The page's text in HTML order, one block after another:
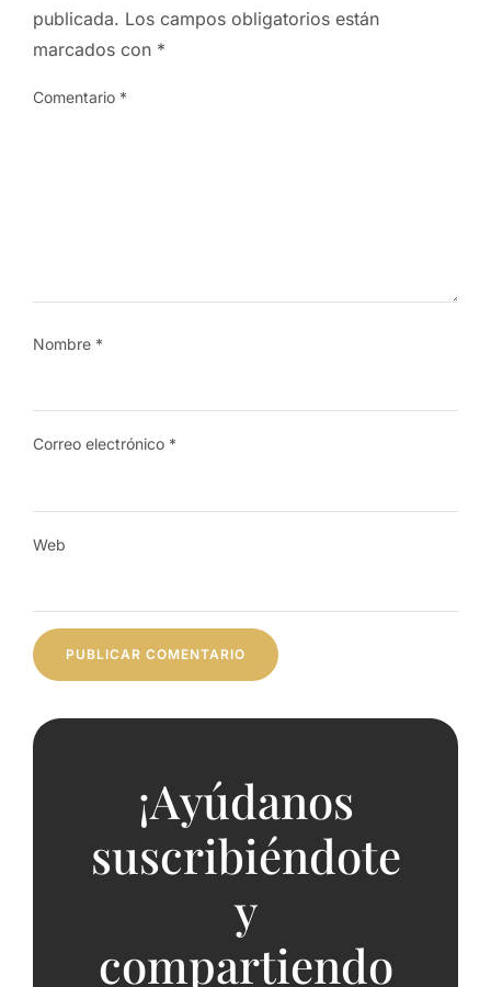
publicada. Los campos obligatorios están
marcados con *
Comentario *
Nombre *
Correo electrónico *
Web
¡Ayúdanos
suscribiéndote
y
compartiendo